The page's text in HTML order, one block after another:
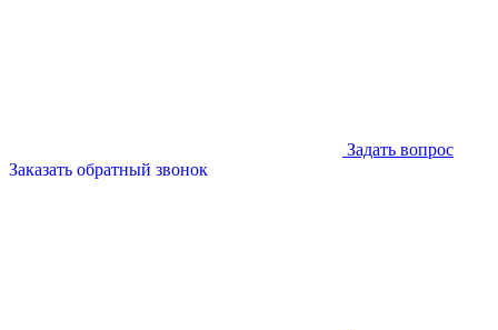
Задать вопрос
Заказать обратный звонок